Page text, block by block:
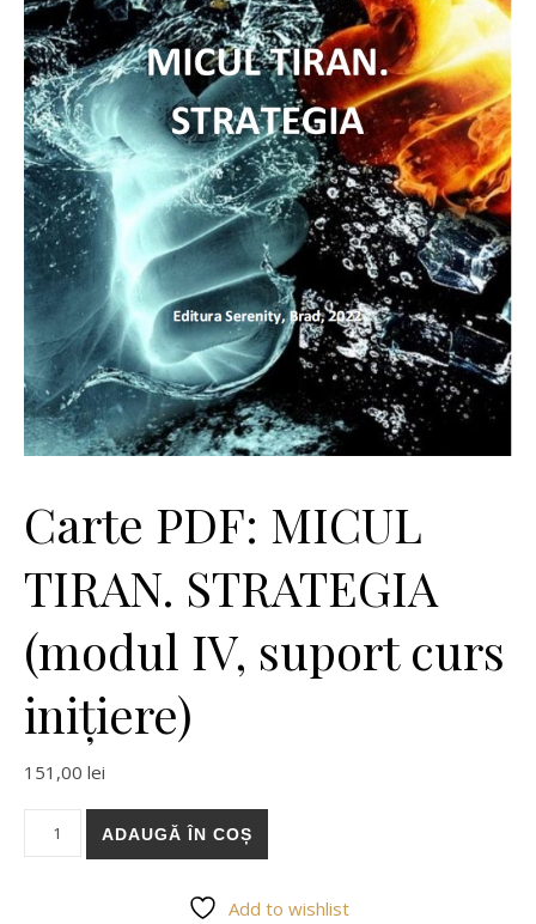
Carte PDF: MICUL
TIRAN. STRATEGIA
(modul IV, suport curs
inițiere)
151,00 lei
Cantitate Carte PDF: MICUL TIRAN. STRATEGIA (modul IV,
ADAUGĂ ÎN COȘ
Add to wishlist